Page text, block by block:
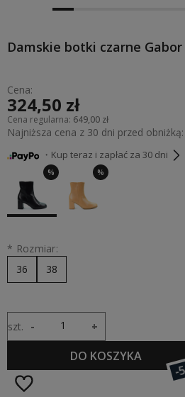
Damskie botki czarne Gabor
Cena:
324,50 zł
Cena regularna: 649,00 zł
Najniższa cena z 30 dni przed obniżką:
・Kup teraz i zapłać za 30 dni
% %
* Rozmiar:
36
38
szt. +
-
DO KOSZYKA
-